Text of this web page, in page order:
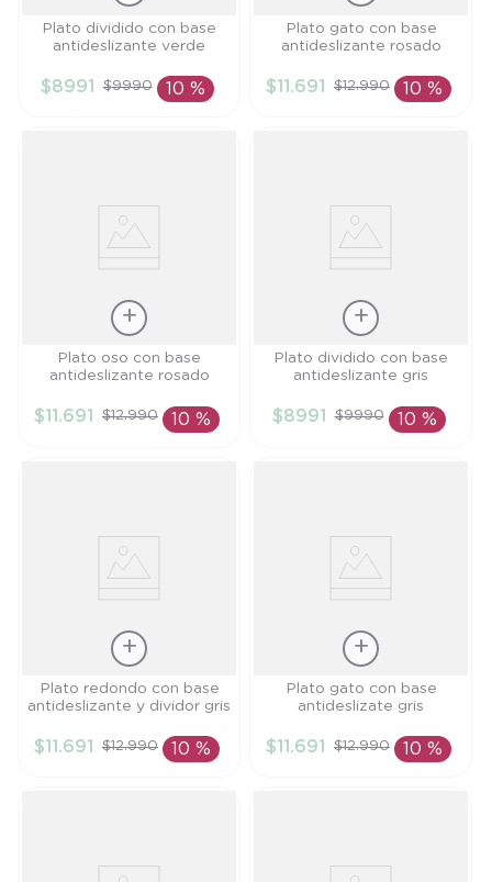
Talla
AÑADIR AL
Plato dividido con base
antideslizante verde
$8991 $9990 10 %
Talla
AÑADIR AL
Plato gato con base
antideslizante rosado
$11 .691 $12.990 10 %
Talla
AÑADIR AL
Plato oso con base
antideslizante rosado
$11 .691 $12.990 10 %
Talla
AÑADIR AL
Plato dividido con base
antideslizante gris
$8991 $9990 10 %
Talla
AÑADIR AL
Plato redondo con base
antideslizante y dividor gris
$11 .691 $12.990 10 %
Talla
AÑADIR AL
Plato gato con base
antideslizate gris
$11 .691 $12.990 10 %